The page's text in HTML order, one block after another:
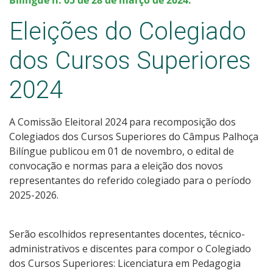
Eleições do Colegiado
dos Cursos Superiores
2024
A Comissão Eleitoral 2024 para recomposição dos
Colegiados dos Cursos Superiores do Câmpus Palhoça
Bilíngue publicou em 01 de novembro, o edital de
convocação e normas para a eleição dos novos
representantes do referido colegiado para o período
2025-2026.
Serão escolhidos representantes docentes, técnico-
administrativos e discentes para compor o Colegiado
dos Cursos Superiores: Licenciatura em Pedagogia